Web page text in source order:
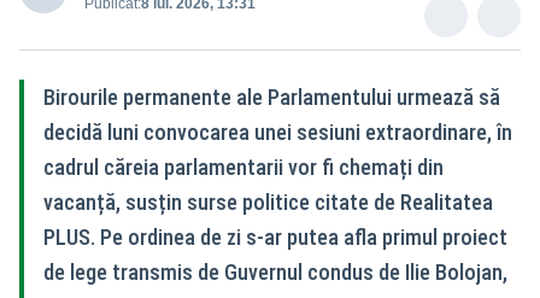
Birourile permanente ale Parlamentului urmează să
decidă luni convocarea unei sesiuni extraordinare, în
cadrul căreia parlamentarii vor fi chemați din
vacanță, susțin surse politice citate de Realitatea
PLUS. Pe ordinea de zi s-ar putea afla primul proiect
de lege transmis de Guvernul condus de Ilie Bolojan,